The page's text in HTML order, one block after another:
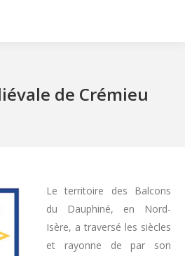
de Crémieu
Le territoire des Balcons
du Dauphiné, en Nord-
Isère, a traversé les siècles
et rayonne de par son